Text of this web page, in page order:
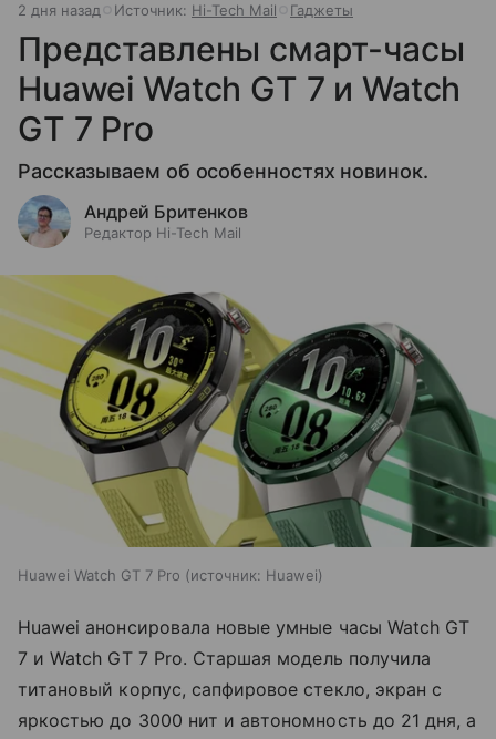
2 дня назад Источник: Hi-Tech Mail Гаджеты
Представлены смарт-часы
Huawei Watch GT 7 и Watch
GT 7 Pro
Рассказываем об особенностях новинок.
Андрей Бритенков
Редактор Hi-Tech Mail
Huawei Watch GT 7 Pro источник: Huawei
Huawei анонсировала новые умные часы Watch GT
7 и Watch GT 7 Pro. Старшая модель получила
титановый корпус, сапфировое стекло, экран с
яркостью до 3000 нит и автономность до 21 дня, а